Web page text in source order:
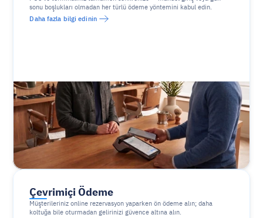
sonu boşlukları olmadan her türlü ödeme yöntemini kabul edin.
Daha fazla bilgi edinin
Çevrimiçi Ödeme
Müşterileriniz online rezervasyon yaparken ön ödeme alın; daha
koltuğa bile oturmadan gelirinizi güvence altına alın.